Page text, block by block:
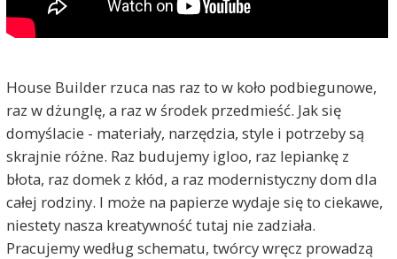
House Builder rzuca nas raz to w koło podbiegunowe,
raz w dżunglę, a raz w środek przedmieść. Jak się
domyślacie - materiały, narzędzia, style i potrzeby są
skrajnie różne. Raz budujemy igloo, raz lepiankę z
błota, raz domek z kłód, a raz modernistyczny dom dla
całej rodziny. I może na papierze wydaje się to ciekawe,
niestety nasza kreatywność tutaj nie zadziała.
Pracujemy według schematu, twórcy wręcz prowadzą